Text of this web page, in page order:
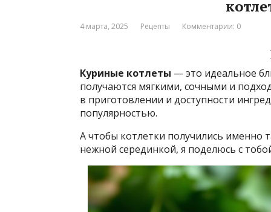
4 марта, 2025 Рецепты Комментарии: 0
Куриные котлеты — это идеальное
получаются мягкими, сочными и
в приготовлении и доступности
популярностью.
А чтобы котлетки получились именно
нежной серединкой, я поделюсь с